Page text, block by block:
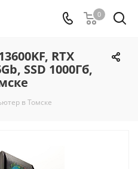
0
RTX
SSD 1000Гб,
в Томске